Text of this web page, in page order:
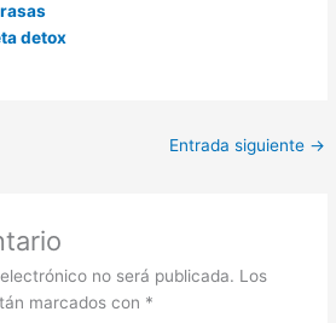
detox
Entrada siguiente →
no será publicada. Los
marcados con *